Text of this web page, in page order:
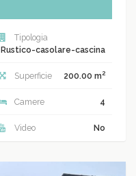
Tipologia
Rustico-casolare-cascina
Superficie 200.00 m2
Camere 4
Video No